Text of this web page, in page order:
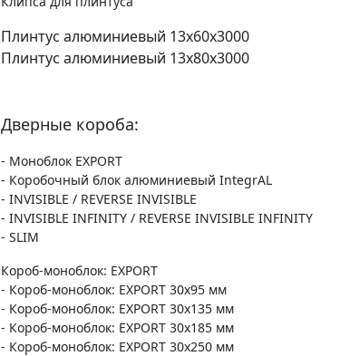
Плинтус алюминиевый 13х60х3000
Плинтус алюминиевый 13х80х3000
Дверные короба:
- Моноблок EXPORT
- Коробочный блок алюминиевый IntegrAL
- INVISIBLE / REVERSE INVISIBLE
- INVISIBLE INFINITY / REVERSE INVISIBLE INFINITY
- SLIM
Короб-моноблок: EXPORT
- Короб-моноблок: EXPORT 30х95 мм
- Короб-моноблок: EXPORT 30х135 мм
- Короб-моноблок: EXPORT 30х185 мм
- Короб-моноблок: EXPORT 30х250 мм